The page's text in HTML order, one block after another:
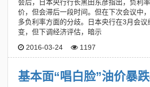
会后，日本央行行长黑田东彦指出，负利
价，但会滞后一段时间。但在下次会议中
多负利率方面的分歧。日本央行在3月会议
变，但下调经济评估，暗示
2016-03-24
1197
基本面“唱白脸”油价暴